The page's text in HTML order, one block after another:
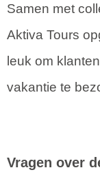
Samen met
Aktiva Tours
leuk om
vakantie te
Vragen over